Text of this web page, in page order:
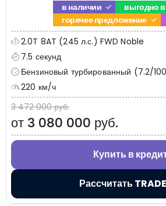
в наличии
выгодно
горячее предложение
2.0T 8AT (245 л.с.) FWD Noble
7.5 секунд
Бензиновый турбированный (7.2/
220 км/ч
3 472 000 руб.
от 3 080 000 руб.
Купить в
Рассчитать